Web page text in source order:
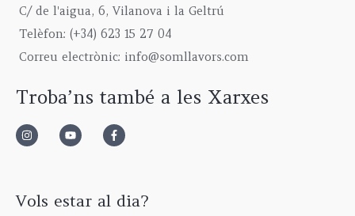
C/ de l'aigua, 6, Vilanova i la Geltrú
Telèfon: (+34) 623 15 27 04
Correu electrònic: info@somllavors.com
Troba’ns també a les Xarxes
Vols estar al dia?